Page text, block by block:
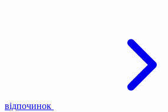
відпочинок